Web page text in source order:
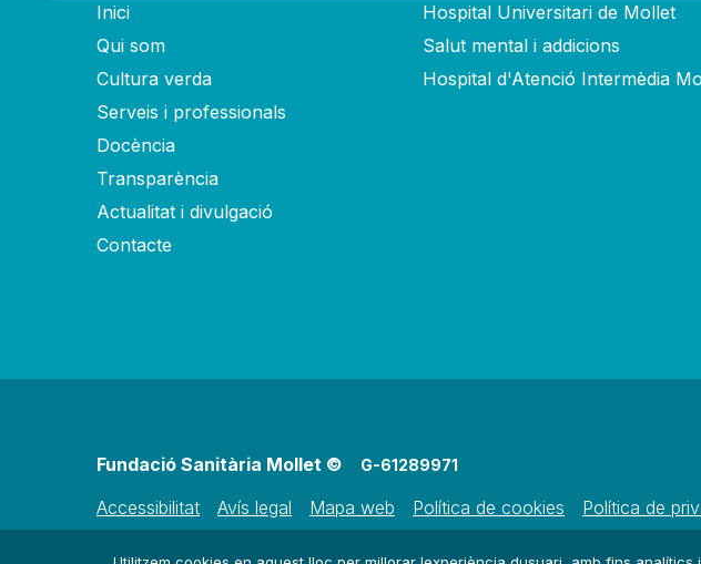
Inici
Qui som
Cultura verda
Serveis i professionals
Docència
Transparència
Actualitat i divulgació
Contacte
Hospital Universitari de Mollet
Salut mental i addicions
Hospital d'Atenció Intermèdia
Fundació Sanitària Mollet © G-61289971
Accessibilitat Avís legal Mapa web Política de cookies Política de